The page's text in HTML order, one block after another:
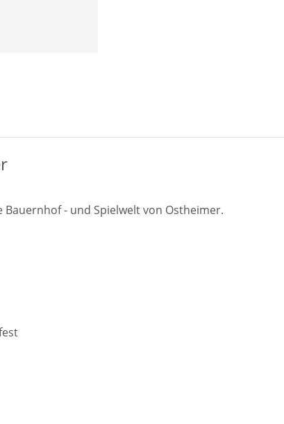
Bauernhof - und Spielwelt von Ostheimer.